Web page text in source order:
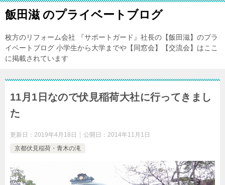
飯田滋 のプライベートブログ
枚方のリフォーム会社 『サポートガード』社長の【飯田滋】のプラ
イベートブログ 小学生から大学までや【同窓会】【交流会】はここ
に掲載されています
11月1日なので伏見稲荷大社に行ってきまし
た
更新日： 2019年4月18日 公開日： 2014年11月1日
京都伏見稲荷・青木の滝